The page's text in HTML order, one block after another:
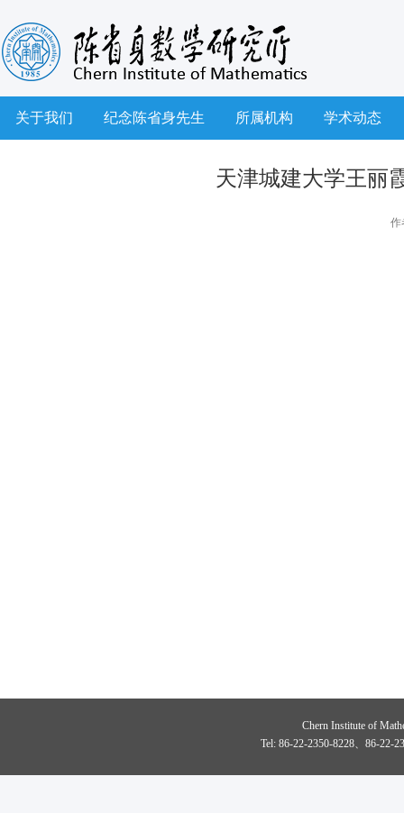
关于我们 纪念陈省身先生 所属机构 学术动态
天津城建大学王丽
作
Chern Institute of
Tel: 86-22-2350-8228、86-22-